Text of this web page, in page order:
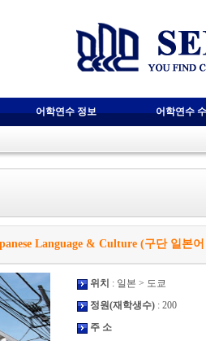
어학연수 정보 어학연수
Language & Culture (구단 일본
위치 : 일본 > 도쿄
정원(재학생수) : 200
주 소